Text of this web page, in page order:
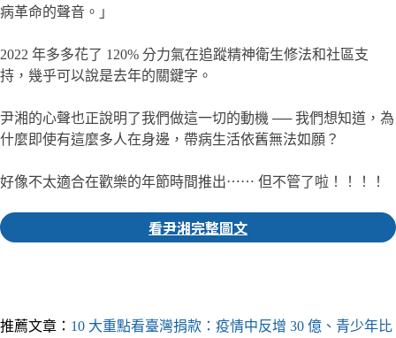
病革命的聲音。」
2022 年多多花了 120% 分力氣在追蹤精神衛生修法和社區支
持，幾乎可以說是去年的關鍵字。
尹湘的心聲也正說明了我們做這一切的動機 ── 我們想知道，為
什麼即使有這麼多人在身邊，帶病生活依舊無法如願？
好像不太適合在歡樂的年節時間推出⋯⋯ 但不管了啦！！！！
看尹湘完整圖文
推薦文章： 10 大重點看臺灣捐款：疫情中反增 30 億、青少年比